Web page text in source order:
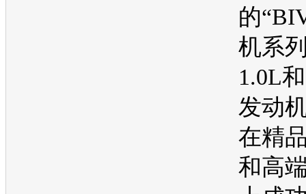
的
机系
1.0L
发动
在精
和高